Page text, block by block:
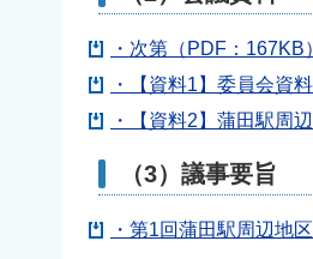
・次第（PDF：167KB）
・【資料1】委員会資
・【資料2】蒲田駅周
（3）議事要旨
・第1回蒲田駅周辺地